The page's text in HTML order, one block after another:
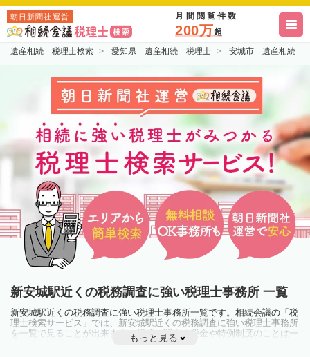
朝日新聞社運営 月間閲覧件数
200万超
遺産相続 税理士検索 愛知県 遺産相続 税理士 安城市 遺産相続
新安城駅近くの税務調査に強い税理士事務所 一覧
新安城駅近くの税務調査に強い税理士事務所一覧です。相続会議の「税
理士検索サービス」では、新安城駅近くの税務調査に強い税理士事務所
を一覧で見ることが出来ます。相続に関する税金や特例制度のことは一
度近隣の税理士に相談してみましょう。
もっと見る